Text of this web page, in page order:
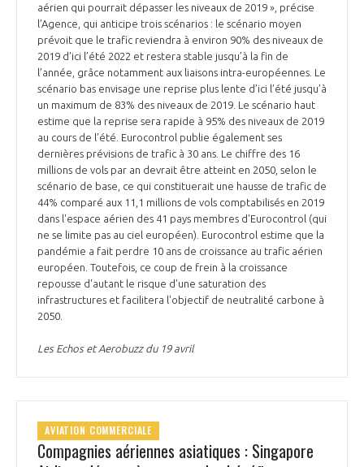
aérien qui pourrait dépasser les niveaux de 2019 », précise
l’Agence, qui anticipe trois scénarios : le scénario moyen
prévoit que le trafic reviendra à environ 90% des niveaux de
2019 d’ici l’été 2022 et restera stable jusqu’à la fin de
l’année, grâce notamment aux liaisons intra-européennes. Le
scénario bas envisage une reprise plus lente d’ici l’été jusqu’à
un maximum de 83% des niveaux de 2019. Le scénario haut
estime que la reprise sera rapide à 95% des niveaux de 2019
au cours de l’été. Eurocontrol publie également ses
dernières prévisions de trafic à 30 ans. Le chiffre des 16
millions de vols par an devrait être atteint en 2050, selon le
scénario de base, ce qui constituerait une hausse de trafic de
44% comparé aux 11,1 millions de vols comptabilisés en 2019
dans l'espace aérien des 41 pays membres d'Eurocontrol (qui
ne se limite pas au ciel européen). Eurocontrol estime que la
pandémie a fait perdre 10 ans de croissance au trafic aérien
européen. Toutefois, ce coup de frein à la croissance
repousse d'autant le risque d'une saturation des
infrastructures et facilitera l'objectif de neutralité carbone à
2050.
Les Echos et Aerobuzz du 19 avril
AVIATION COMMERCIALE
Compagnies aériennes asiatiques : Singapore